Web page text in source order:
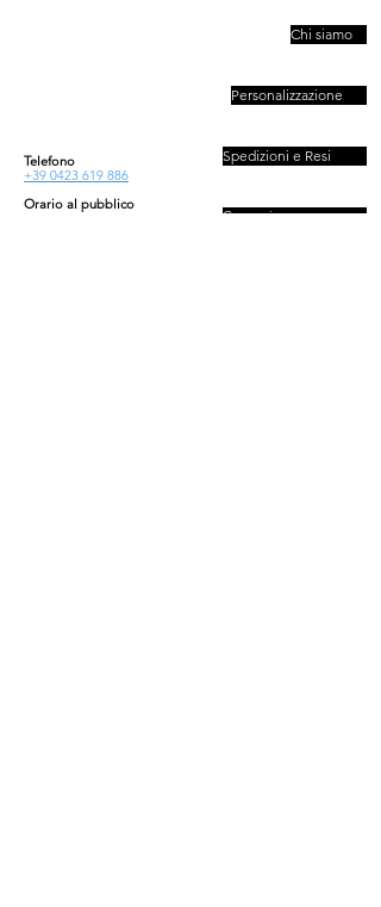
Telefono
+39 0423 619 886
Orario al pubblico
Chi siamo
Personalizzazione
Spedizioni e Resi
Contatti